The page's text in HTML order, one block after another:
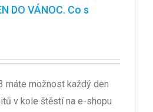
DO VÁNOC. Co s
máte možnost každý den
v kole štěstí na e-shopu